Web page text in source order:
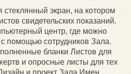
стеклянный экран, на котором
свидетельских показаний.
центр, где можно
помощью сотрудников Зала.
бланки Листов для
и опросные листы для тех